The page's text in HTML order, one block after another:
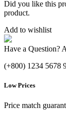
Did you like this
product.
Add to wishlist
Have a Question?
(+800) 1234 5678
Low Prices
Price match